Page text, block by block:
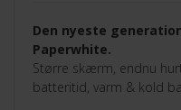
Den nyeste
Paperwhite.
Større skærm, endnu
batteritid, varm & kold